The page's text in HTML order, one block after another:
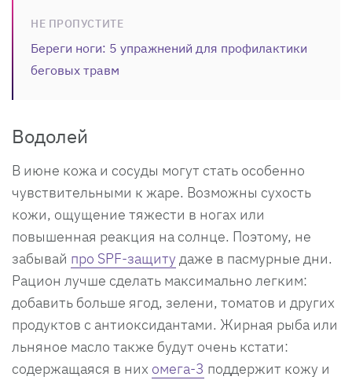
НЕ ПРОПУСТИТЕ
Береги ноги: 5 упражнений для профилактики
беговых травм
Водолей
В июне кожа и сосуды могут стать особенно
чувствительными к жаре. Возможны сухость
кожи, ощущение тяжести в ногах или
повышенная реакция на солнце. Поэтому, не
забывай про SPF-защиту даже в пасмурные дни.
Рацион лучше сделать максимально легким:
добавить больше ягод, зелени, томатов и других
продуктов с антиоксидантами. Жирная рыба или
льняное масло также будут очень кстати:
содержащаяся в них омега-3 поддержит кожу и